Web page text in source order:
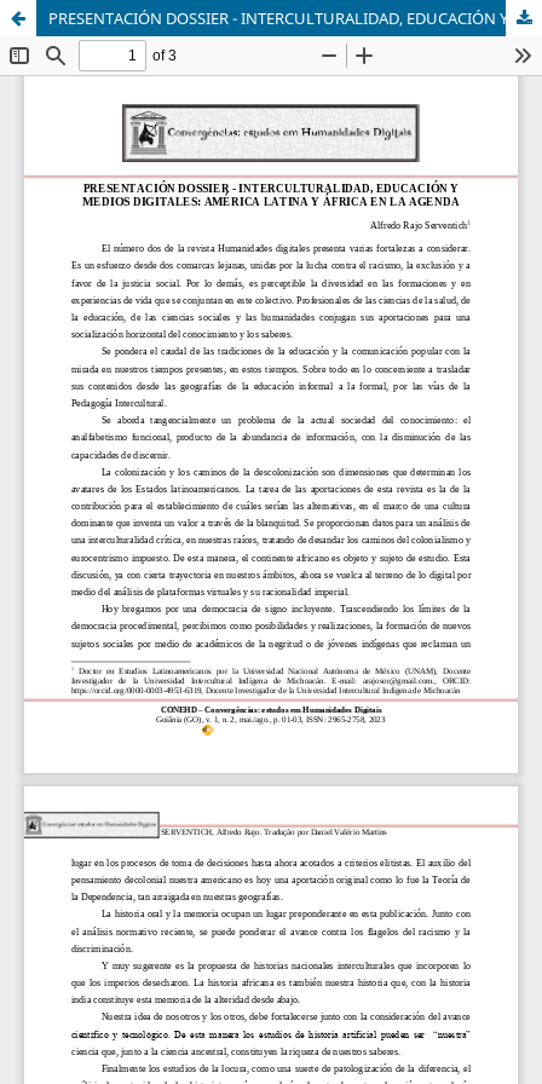
PRESENTACIÓN DOSSIER - INTERCULTURALIDAD, EDUCACIÓN Y MEDIOS DIGITALES: AMÉRICA LATINA Y ÁFRICA EN LA AGENDA